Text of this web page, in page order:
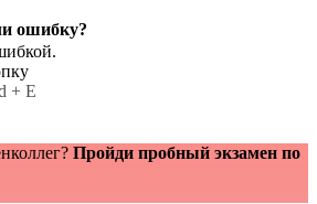
ошибку?
+ E
Пройди пробный экзамен по